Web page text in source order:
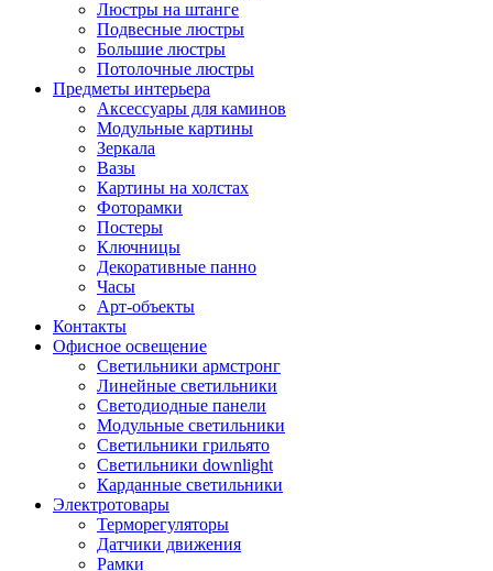
Люстры на штанге
Подвесные люстры
Большие люстры
Потолочные люстры
Предметы интерьера
Аксессуары для каминов
Модульные картины
Зеркала
Вазы
Картины на холстах
Фоторамки
Постеры
Ключницы
Декоративные панно
Часы
Арт-объекты
Контакты
Офисное освещение
Светильники армстронг
Линейные светильники
Светодиодные панели
Модульные светильники
Светильники грильято
Светильники downlight
Карданные светильники
Электротовары
Терморегуляторы
Датчики движения
Рамки